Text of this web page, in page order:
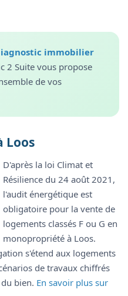
immobilier
2 Suite vous propose
de vos
Loos
D'après la loi Climat et
Résilience du 24 août 2021,
l'audit énergétique est
obligatoire pour la vente de
logements classés F ou G en
monopropriété à Loos.
s'étend aux logements
de travaux chiffrés
bien. En savoir plus sur